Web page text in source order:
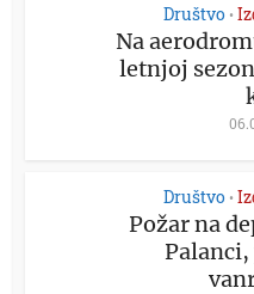
Društvo •
Na
letnjoj
Društvo •
Požar na